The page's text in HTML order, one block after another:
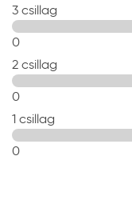
3 csillag
0
2 csillag
0
1 csillag
0